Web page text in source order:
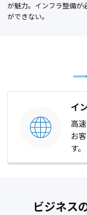
が魅力。インフラ整備が
ができない。
イ
高
お
す。
ビジネス